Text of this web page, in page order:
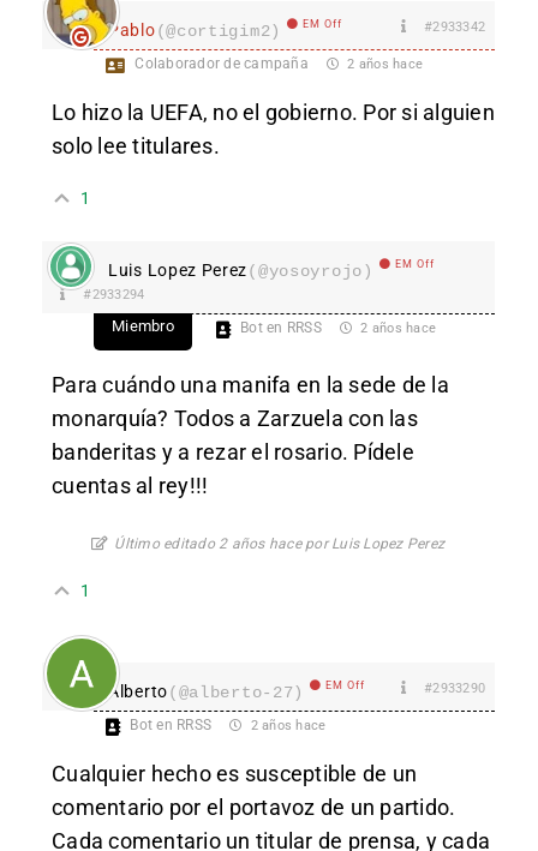
Pablo(@cortigim2) EM Off #2933342
Colaborador de campaña 2 años hace
Lo hizo la UEFA, no el gobierno. Por si alguien
solo lee titulares.
1
Luis Lopez Perez(@yosoyrojo) EM Off
#2933294
Miembro Bot en RRSS 2 años hace
Para cuándo una manifa en la sede de la
monarquía? Todos a Zarzuela con las
banderitas y a rezar el rosario. Pídele
cuentas al rey!!!
Último editado 2 años hace por Luis Lopez Perez
1
Alberto(@alberto-27) EM Off #2933290
Bot en RRSS 2 años hace
Cualquier hecho es susceptible de un
comentario por el portavoz de un partido.
Cada comentario un titular de prensa, y cada